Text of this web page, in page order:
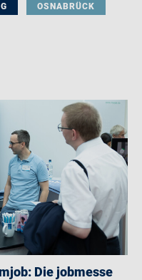
OSNABRÜCK
Die jobmesse